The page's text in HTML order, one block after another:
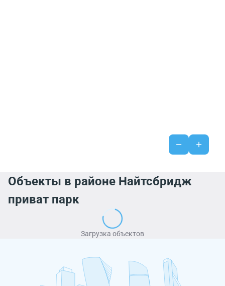
Объекты в районе Найтсбридж
приват парк
Загрузка объектов